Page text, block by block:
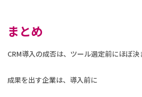
まとめ
CRM導入の成否は、ツール選定前にほぼ決
成果を出す企業は、導入前に